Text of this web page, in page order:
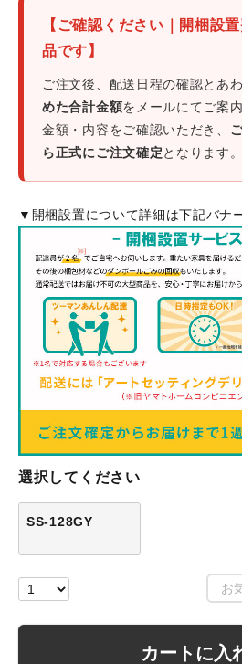
お問い合わせ
【ご確認ください｜開梱設
品です】
ご注文後、配送日程の確認とあ
めた合計金額をメールにてご案
金額・内容をご確認いただき、
ら正式にご注文確定となります。
▼開梱設置について詳細は下記バナ
選択してください
SS-128GY
お
カートに入